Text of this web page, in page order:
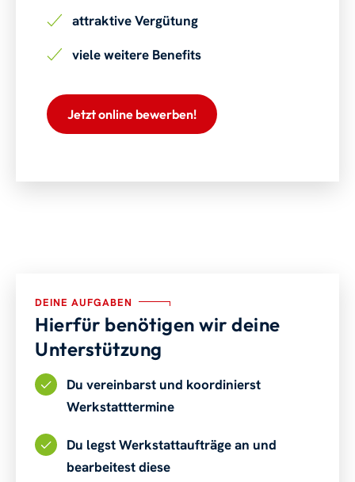
attraktive Vergütung
viele weitere Benefits
Jetzt online bewerben!
DEINE AUFGABEN
Hierfür benötigen wir deine
Unterstützung
Du vereinbarst und koordinierst
Werkstatttermine
Du legst Werkstattaufträge an und
bearbeitest diese